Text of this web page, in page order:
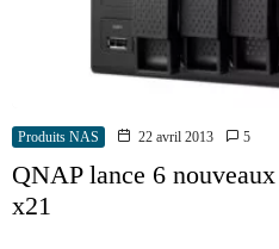
Produits NAS 22 avril 2013 5
QNAP lance 6
x21